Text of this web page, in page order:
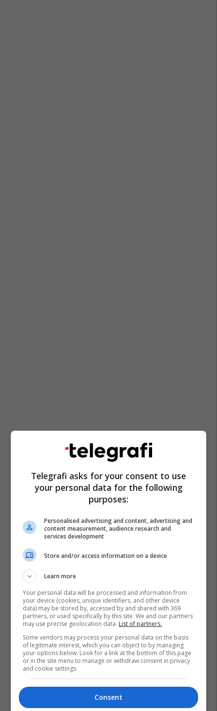
Telegrafi asks for your consent to use
your personal data for the following
purposes:
Personalised advertising and content, advertising and
content measurement, audience research and
services development
Store and/or access information on a device
Learn more
Your personal data will be processed and information from
your device (cookies, unique identifiers, and other device
data) may be stored by, accessed by and shared with 369
partners, or used specifically by this site. We and our partners
may use precise geolocation data. List of partners.
Some vendors may process your personal data on the basis
of legitimate interest, which you can object to by managing
your options below. Look for a link at the bottom of this page
or in the site menu to manage or withdraw consent in privacy
and cookie settings.
Consent